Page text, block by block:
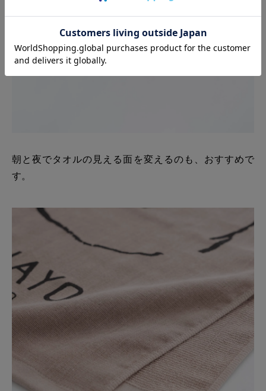
朝と夜でタオルの見える面を変えるのも、おすすめで
す。